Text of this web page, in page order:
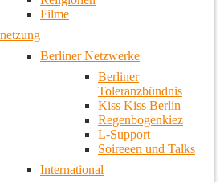
Filme
Berliner Netzwerke
Berliner
Toleranzbündnis
Kiss Kiss Berlin
Regenbogenkiez
L-Support
Soireeen und Talks
International